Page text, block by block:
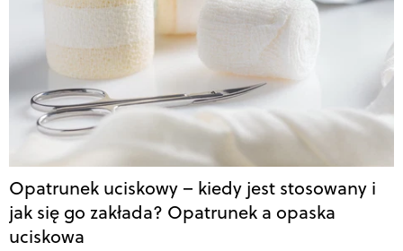
Opatrunek uciskowy – kiedy jest stosowany i
jak się go zakłada? Opatrunek a opaska
uciskowa